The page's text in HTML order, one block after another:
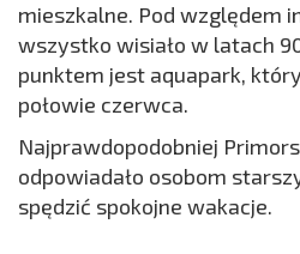
mieszkalne. Pod względem
wszystko wisiało w latach
punktem jest aquapark,
połowie czerwca.
Najprawdopodobniej
odpowiadało osobom
spędzić spokojne wakacje.